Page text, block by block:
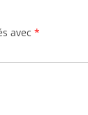
avec *